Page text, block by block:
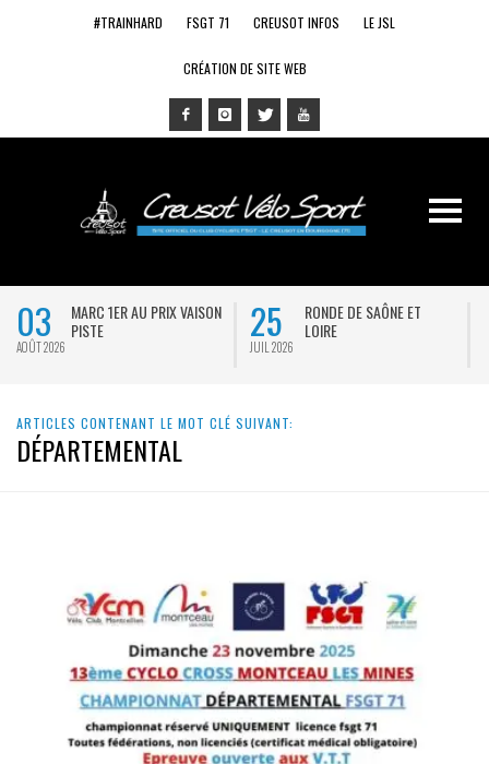
#TRAINHARD FSGT 71 CREUSOT INFOS LE JSL
CRÉATION DE SITE WEB
03
AOÛT 2026
MARC 1ER AU PRIX VAISON
PISTE
25
JUIL 2026
RONDE DE SAÔNE ET
LOIRE
ARTICLES CONTENANT LE MOT CLÉ SUIVANT:
DÉPARTEMENTAL